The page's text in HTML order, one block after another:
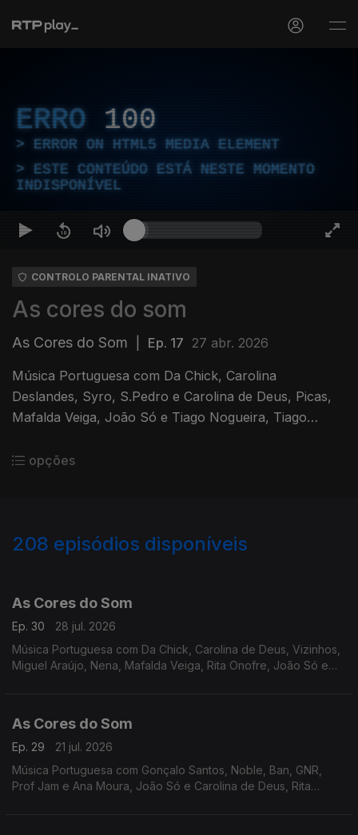
ERRO 100
ERROR ON HTML5 MEDIA ELEMENT
ESTE CONTEÚDO ESTÁ NESTE MOMENTO
INDISPONÍVEL
CONTROLO PARENTAL INATIVO
As cores do som
As Cores do Som Ep. 17 27 abr. 2026
Música Portuguesa com Da Chick, Carolina
Deslandes, Syro, S.Pedro e Carolina de Deus, Picas,
Mafalda Veiga, João Só e Tiago Nogueira, Tiago
Paulo Gonzo, Miguel Ângelo.
opções
208 episódios disponíveis
As Cores do Som
Ep. 30
28 jul. 2026
Música Portuguesa com Da Chick, Carolina de Deus, Vizinhos,
Miguel Araújo, Nena, Mafalda Veiga, Rita Onofre, João Só e
As Cores do Som
Ep. 29
21 jul. 2026
Música Portuguesa com Gonçalo Santos, Noble, Ban, GNR,
Prof Jam e Ana Moura, João Só e Carolina de Deus, Rita